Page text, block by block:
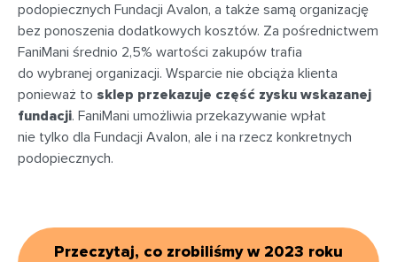
podopiecznych Fundacji Avalon, a także samą organizację
bez ponoszenia dodatkowych kosztów. Za pośrednictwem
FaniMani średnio 2,5% wartości zakupów trafia
do wybranej organizacji. Wsparcie nie obciąża klienta
ponieważ to sklep przekazuje część zysku wskazanej
fundacji. FaniMani umożliwia przekazywanie wpłat
nie tylko dla Fundacji Avalon, ale i na rzecz konkretnych
podopiecznych.
Przeczytaj, co zrobiliśmy w 2023 roku